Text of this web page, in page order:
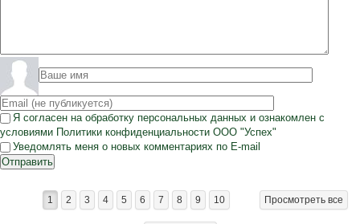
Я согласен на обработку персональных данных и ознакомлен с
условиями Политики конфиденциальности ООО "Успех"
Уведомлять меня о новых комментариях по E-mail
Отправить
Просмотреть все
1 2 3 4 5 6 7 8 9 10